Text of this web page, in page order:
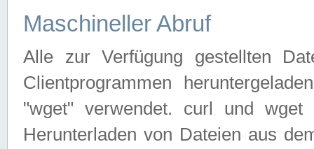
Maschineller Abruf
Alle zur Verfügung gestellten
Clientprogrammen
"wget" verwendet. curl und wget
Herunterladen von Dateien aus